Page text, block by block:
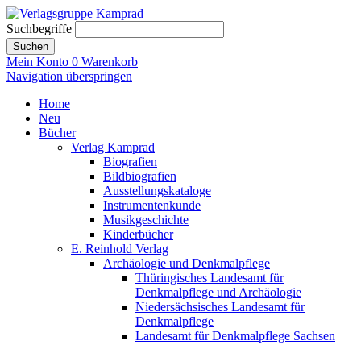
Suchbegriffe
Suchen
Mein Konto 0 Warenkorb
Navigation überspringen
Home
Neu
Bücher
Verlag Kamprad
Biografien
Bildbiografien
Ausstellungskataloge
Instrumentenkunde
Musikgeschichte
Kinderbücher
E. Reinhold Verlag
Archäologie und Denkmalpflege
Thüringisches Landesamt für
Denkmalpflege und Archäologie
Niedersächsisches Landesamt für
Denkmalpflege
Landesamt für Denkmalpflege Sachsen